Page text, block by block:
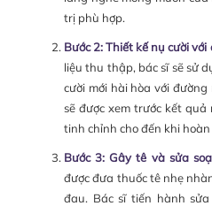
trị phù hợp.
Bước 2: Thiết kế nụ cười
liệu thu thập, bác sĩ sẽ sử
cười mới hài hòa với
sẽ được xem trước kết
tinh chỉnh cho đến khi
Bước 3: Gây tê và sửa
được đưa thuốc tê nhẹ
đau. Bác sĩ tiến hành